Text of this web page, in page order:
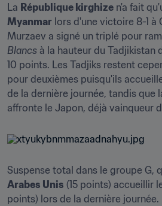
La République kirghize
Myanmar lors d'une victoire 8-1 à
Murzaev a signé un triplé pour
Blancs à la hauteur du Tadjikistan
10 points. Les Tadjiks restent
pour deuxièmes puisqu'ils
de la dernière journée, tandis que
affronte le Japon, déjà vainqueur
Suspense total dans le groupe G,
Arabes Unis (15 points) accueillir
points) lors de la dernière journée.